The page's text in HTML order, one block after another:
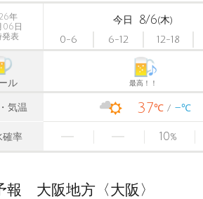
年
06日
発表
今日 8/6(木)
0-6
6-12 12-18
ル 最高！！
気温 37℃ -℃
確率 10%
報 大阪地方〈大阪〉